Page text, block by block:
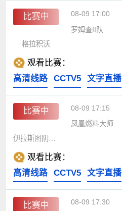
比赛中 08-09 17:00
罗姆查II队
格拉积沃
观看比赛：
高清线路
CCTV5 文字直播
比赛中 08-09 17:15
凤凰燃料大师
观看比赛：
高清线路
CCTV5 文字直播
比赛中 08-09 17:30